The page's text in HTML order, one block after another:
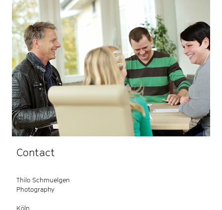
Contact
Thilo Schmuelgen
Photography
Köln